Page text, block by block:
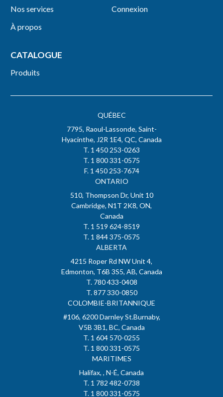
QUÉBEC
7795, Raoul-Lassonde, Saint-
Hyacinthe, J2R 1E4, QC, Canada
T. 1 450 253-0263
T. 1 800 331-0575
F. 1 450 253-7674
ONTARIO
510, Thompson Dr, Unit 10
Cambridge, N1T 2K8, ON,
Canada
T. 1 519 624-8519
T. 1 844 375-0575
ALBERTA
4215 Roper Rd NW Unit 4,
Edmonton, T6B 3S5, AB, Canada
T. 780 433-0408
T. 877 330-0850
COLOMBIE-BRITANNIQUE
#106, 6200 Darnley St.Burnaby,
V5B 3B1, BC, Canada
T. 1 604 570-0255
T. 1 800 331-0575
MARITIMES
Halifax, , N-É, Canada
T. 1 782 482-0738
T. 1 800 331-0575
Nos services
À propos
Connexion
CATALOGUE
Produits